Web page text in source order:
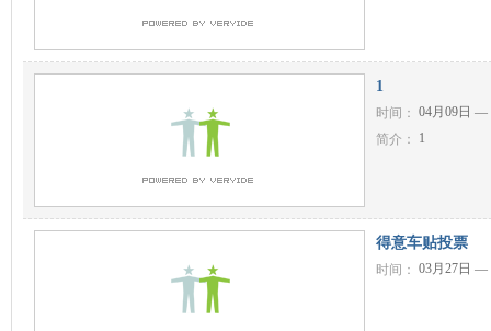
1
时间： 04月09日 —
简介：
1
得意车贴投票
时间： 03月27日 —